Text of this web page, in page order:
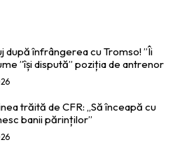
după înfrângerea cu Tromso! ”Îi
”își dispută” poziția de antrenor
trăită de CFR: „Să înceapă cu
banii părinților”